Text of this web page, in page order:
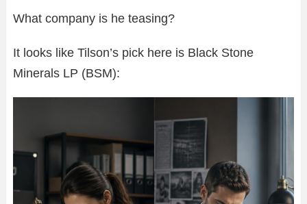
What company is he teasing?
It looks like Tilson’s pick here is Black Stone
Minerals LP (BSM):